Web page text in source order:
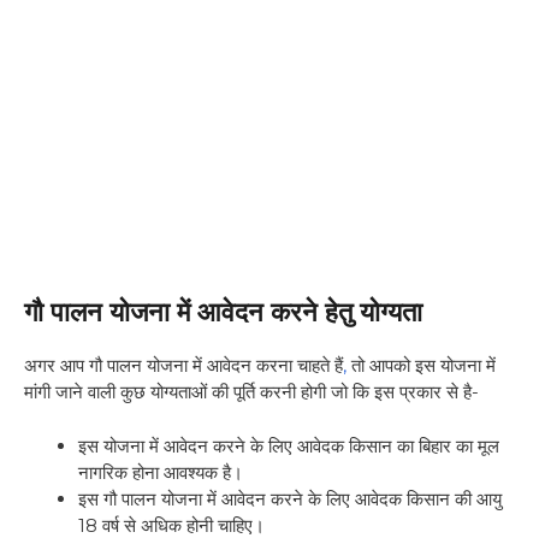
गौ पालन योजना में आवेदन करने हेतु योग्यता
अगर आप गौ पालन योजना में आवेदन करना चाहते हैं,तो आपको इस योजना में
मांगी जाने वाली कुछ योग्यताओं की पूर्ति करनी होगी जो कि इस प्रकार से है-
इस योजना में आवेदन करने के लिए आवेदक किसान का बिहार का मूल
नागरिक होना आवश्यक है।
इस गौ पालन योजना में आवेदन करने के लिए आवेदक किसान की आयु
18 वर्ष से अधिक होनी चाहिए।